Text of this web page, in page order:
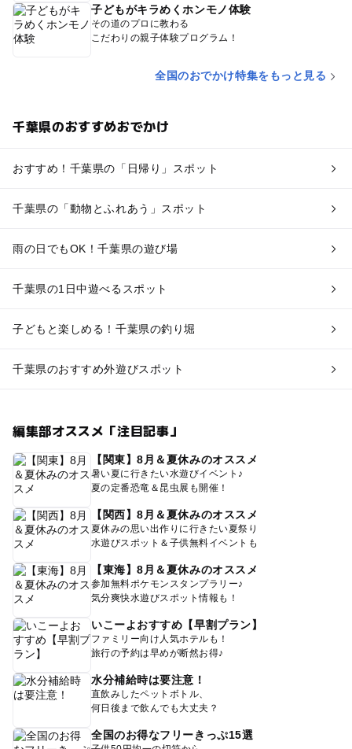
子どもがキラめくホンモノ体験
その道のプロに教わる
こだわりの親子体験プログラム！
全国のおでかけ特集をもっと見る
千葉県のおすすめおでかけ
おすすめ！千葉県の「日帰り」スポット
千葉県の「動物とふれあう」スポット
雨の日でもOK！千葉県の遊び場
千葉県の1日中遊べるスポット
子どもと楽しめる！千葉県の釣り堀
千葉県のおすすめ外遊びスポット
編集部オススメ「注目記事」
【関東】8月＆夏休みのオススメ
暑い夏に行きたい水遊びイベント♪
夏の定番恐竜＆昆虫展も開催！
【関西】8月＆夏休みのオススメ
夏休みの思い出作りに行きたい夏祭り
水遊びスポット＆子供無料イベントも
【東海】8月＆夏休みのオススメ
参加無料ポケモンスタンプラリー♪
気分爽快水遊びスポット情報も！
いこーよおすすめ【早割プラン】
ファミリー向け人気ホテルも！
旅行の予約は早めが断然お得♪
水分補給時は要注意！
直飲みしたペットボトル、
何日後まで飲んでも大丈夫？
全国のお得なフリーきっぷ15選